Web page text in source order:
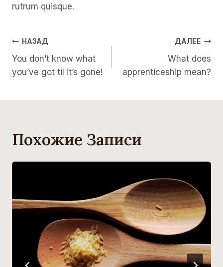
rutrum quisque.
Навигация
По
Записям
НАЗАД
You don’t know what
you’ve got til it’s gone!
ДАЛЕЕ
What does
apprenticeship mean?
Похожие Записи